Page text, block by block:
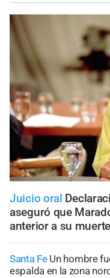
Juicio oral
aseguró que
anterior a su muerte
Santa Fe Un hombre
espalda en la zona